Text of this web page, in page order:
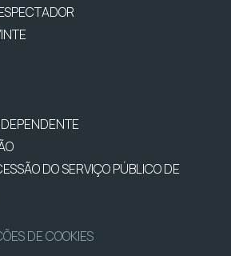
DO SERVIÇO PÚBLICO DE
DE COOKIES